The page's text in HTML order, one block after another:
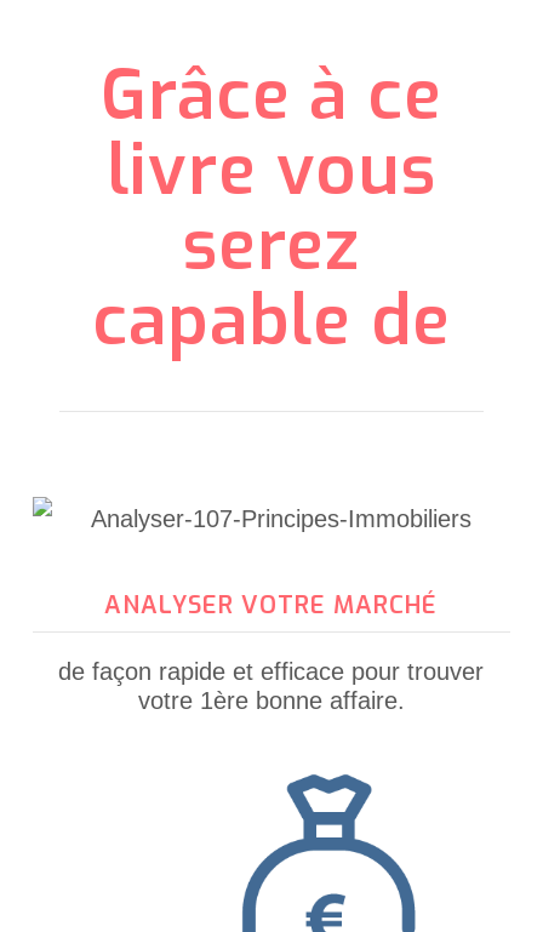
Grâce à ce
livre vous
serez
capable de
ANALYSER VOTRE MARCHÉ
de façon rapide et efficace pour trouver
votre 1ère bonne affaire.